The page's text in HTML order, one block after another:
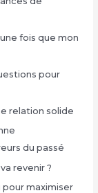
fois que mon
pour
relation solide
du passé
revenir ?
pour maximiser